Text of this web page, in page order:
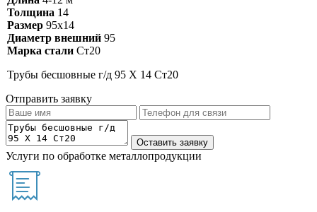
Толщина 14
Размер 95х14
Диаметр внешний 95
Марка стали Ст20
Трубы бесшовные г/д 95 Х 14 Ст20
Отправить заявку
Услуги по обработке металлопродукции